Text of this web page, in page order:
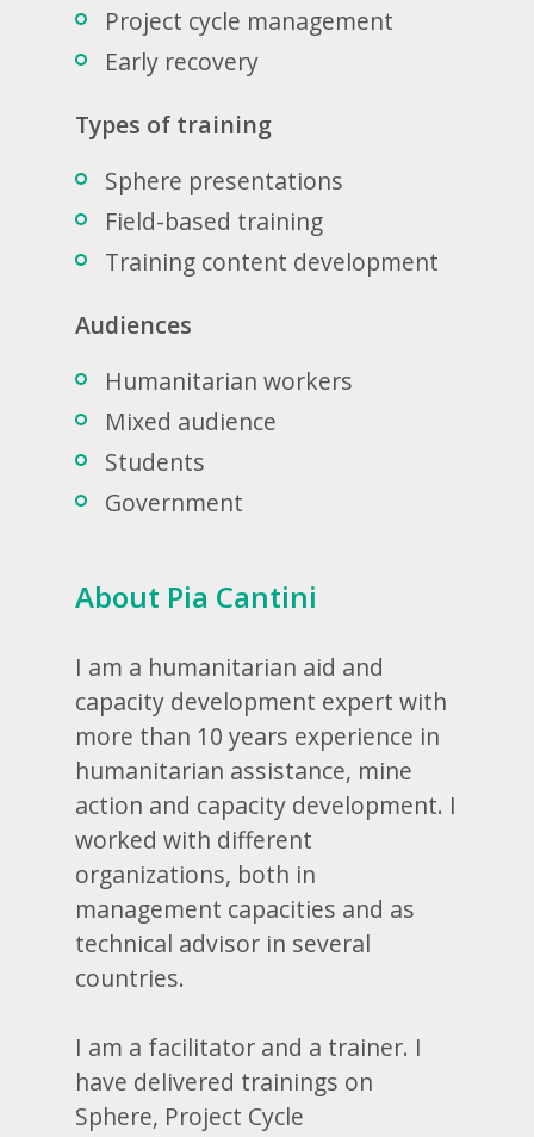
Project cycle management
Early recovery
Types of training
Sphere presentations
Field-based training
Training content development
Audiences
Humanitarian workers
Mixed audience
Students
Government
About Pia Cantini
I am a humanitarian aid and
capacity development expert with
more than 10 years experience in
humanitarian assistance, mine
action and capacity development. I
worked with different
organizations, both in
management capacities and as
technical advisor in several
countries.
I am a facilitator and a trainer. I
have delivered trainings on
Sphere, Project Cycle